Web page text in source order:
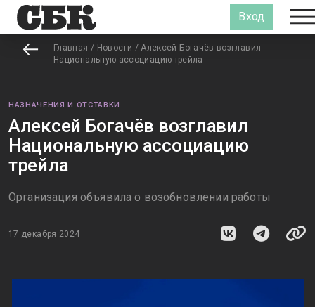
Вход
Главная / Новости / Алексей Богачёв возглавил
Национальную ассоциацию трейла
НАЗНАЧЕНИЯ И ОТСТАВКИ
Алексей Богачёв возглавил
Национальную ассоциацию
трейла
Организация объявила о возобновлении работы
17 декабря 2024